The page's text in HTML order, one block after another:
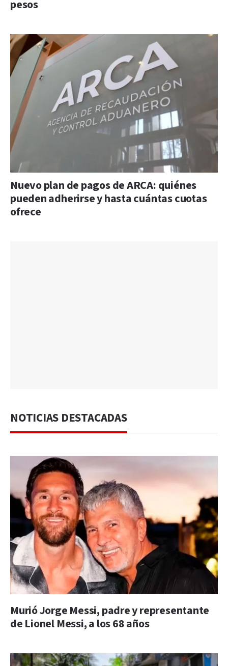
pesos
Nuevo plan de pagos de ARCA: quiénes
pueden adherirse y hasta cuántas cuotas
ofrece
NOTICIAS DESTACADAS
Murió Jorge Messi, padre y representante
de Lionel Messi, a los 68 años